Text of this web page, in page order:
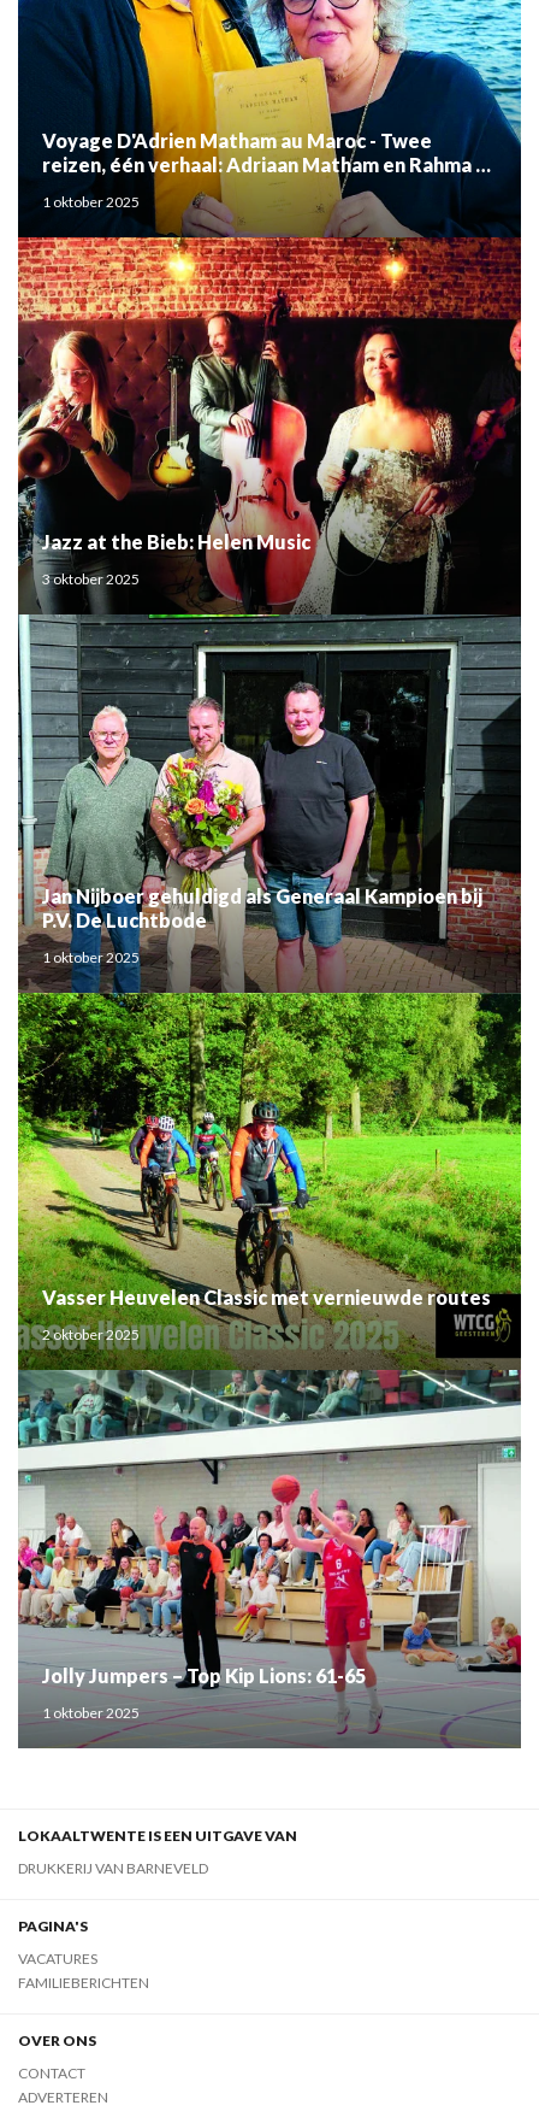
Voyage D'Adrien Matham au Maroc - Twee
reizen, één verhaal: Adriaan Matham en Rahma el
Mouden
1 oktober 2025
Jazz at the Bieb: Helen Music
3 oktober 2025
Jan Nijboer gehuldigd als Generaal Kampioen bij
P.V. De Luchtbode
1 oktober 2025
Vasser Heuvelen Classic met vernieuwde routes
2 oktober 2025
Jolly Jumpers – Top Kip Lions: 61-65
1 oktober 2025
LOKAALTWENTE IS EEN UITGAVE VAN
DRUKKERIJ VAN BARNEVELD
PAGINA'S
VACATURES
FAMILIEBERICHTEN
OVER ONS
CONTACT
ADVERTEREN